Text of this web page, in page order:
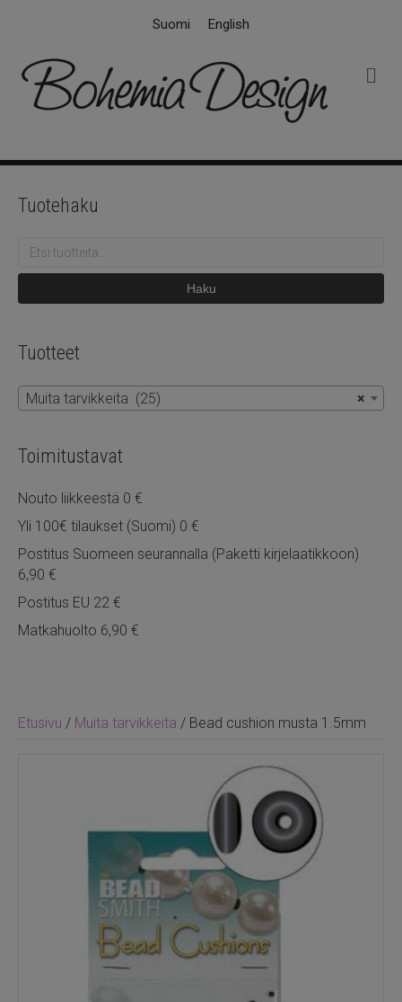
Suomi English
k
Etusivu / Muita tarvikkeita / Bead cushion musta 1.5mm
Tuotehaku
Etsi:
Haku
Tuotteet
×
Muita tarvikkeita (25)
Toimitustavat
Nouto liikkeestä 0 €
Yli 100€ tilaukset (Suomi) 0 €
Postitus Suomeen seurannalla (Paketti kirjelaatikkoon)
6,90 €
Postitus EU 22 €
Matkahuolto 6,90 €